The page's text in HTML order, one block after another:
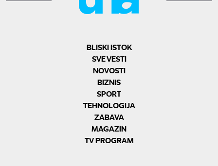
BLISKI ISTOK
SVE VESTI
NOVOSTI
BIZNIS
SPORT
TEHNOLOGIJA
ZABAVA
MAGAZIN
TV PROGRAM